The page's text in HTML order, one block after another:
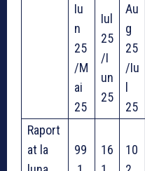
Iu
n
25
/M
ai
25
Iul
25
/I
un
25
Au
g
25
/Iu
l
25
Raport
at la
99
16
10